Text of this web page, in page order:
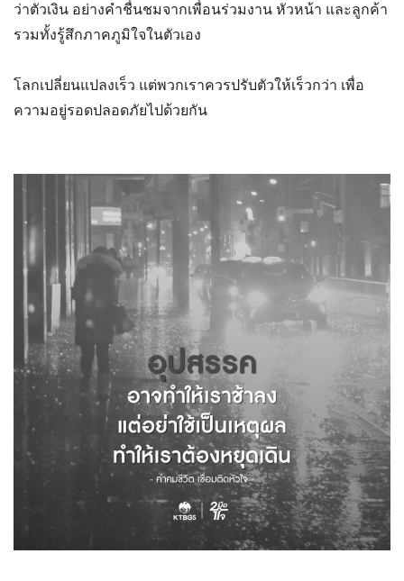
ว่าตัวเงิน อย่างคำชื่นชมจากเพื่อนร่วมงาน หัวหน้า และลูกค้า
รวมทั้งรู้สึกภาคภูมิใจในตัวเอง
โลกเปลี่ยนแปลงเร็ว แต่พวกเราควรปรับตัวให้เร็วกว่า เพื่อ
ความอยู่รอดปลอดภัยไปด้วยกัน